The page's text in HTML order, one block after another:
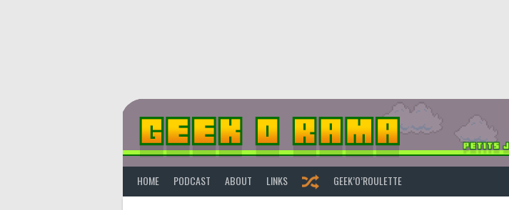
HOME PODCAST ABOUT LINKS GEEK’O’ROULETTE